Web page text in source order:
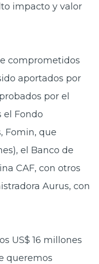
impacto y valor
comprometidos
aportados por
por el
el Fondo
Fomin, que
el Banco de
CAF, con otros
Aurus, con
US$ 16 millones
queremos